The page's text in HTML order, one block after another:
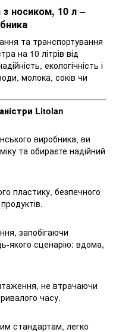
з носиком, 10 л –
та транспортування
на 10 літрів від
екологічність і
молока, соків чи
Litolan
виробника, ви
та обираєте надійний
пластику, безпечного
запобігаючи
якого сценарію: вдома,
не втрачаючи
часу.
стандартам, легко